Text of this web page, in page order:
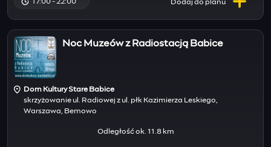
17:00 - 22:00 Dodaj do planu
Noc Muzeów z Radiostacją Babice
Dom Kultury Stare Babice
skrzyżowanie ul. Radiowej z ul. płk Kazimierza Leskiego,
Warszawa, Bemowo
Odległość ok. 11.8 km